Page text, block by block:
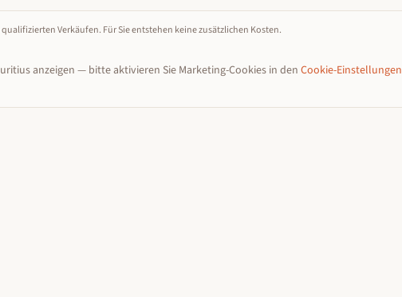
Verkäufen. Für Sie entstehen keine zusätzlichen Kosten.
anzeigen — bitte aktivieren Sie Marketing-Cookies in den Cookie-Einstellungen